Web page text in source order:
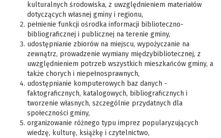
kulturalnych środowiska, z uwzględnieniem materiałów
dotyczących własnej gminy i regionu,
pełnienie funkcji ośrodka informacji biblioteczno-
bibliograficznej i publicznej na terenie gminy,
udostępnianie zbiorów na miejscu, wypożyczanie na
zewnątrz, prowadzenie wymiany międzybibliotecznej, z
uwzględnieniem potrzeb wszystkich mieszkańców gminy, a
także chorych i niepełnosprawnych,
udostępnianie komputerowych baz danych -
faktograficznych, katalogowych, bibliograficznych i
tworzenie własnych, szczególnie przydatnych dla
społeczności gminy,
organizowanie różnego typu imprez popularyzujących
wiedzę, kulturę, książkę i czytelnictwo,